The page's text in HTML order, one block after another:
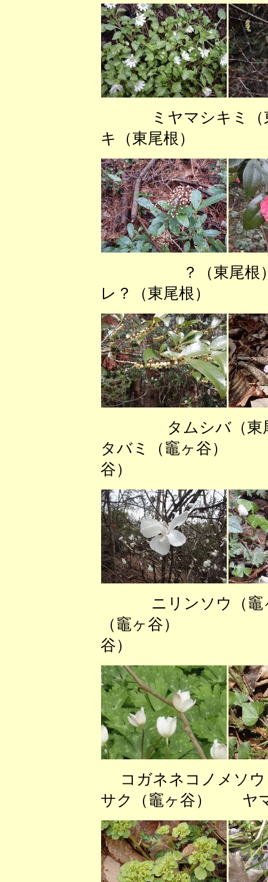
ミヤマシキミ
キ（東尾根） ア
？（東尾
レ？（東尾根）
タムシバ（
タバミ（竈ヶ谷）
谷）
ニリンソ
（竈ヶ谷） ム
谷）
コガネネコノメソ
サク（竈ヶ谷） ヤマ